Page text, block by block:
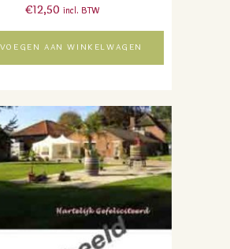
€12,50 incl. BTW
AAN WINKELWAGEN